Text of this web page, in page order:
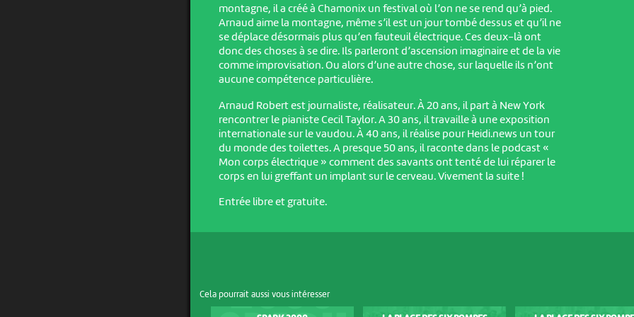
montagne, il a créé à Chamonix un festival où l’on ne se rend qu’à pied.
Arnaud aime la montagne, même s’il est un jour tombé dessus et qu’il ne
se déplace désormais plus qu’en fauteuil électrique. Ces deux-là ont
donc des choses à se dire. Ils parleront d’ascension imaginaire et de la vie
comme improvisation. Ou alors d’une autre chose, sur laquelle ils n’ont
aucune compétence particulière.
Arnaud Robert est journaliste, réalisateur. À 20 ans, il part à New York
rencontrer le pianiste Cecil Taylor. A 30 ans, il travaille à une exposition
internationale sur le vaudou. À 40 ans, il réalise pour Heidi.news un tour
du monde des toilettes. A presque 50 ans, il raconte dans le podcast «
Mon corps électrique » comment des savants ont tenté de lui réparer le
corps en lui greffant un implant sur le cerveau. Vivement la suite !
Entrée libre et gratuite.
Cela pourrait aussi vous intéresser